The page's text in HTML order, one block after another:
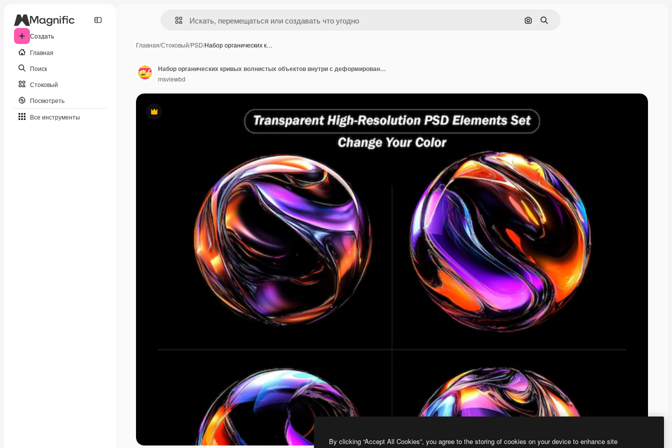
Создать
Главная
Поиск
Стоковый
Посмотреть
Все инструменты
Поиск по изображению
Поиск
Главная/Стоковый/PSD/Набор органических к…
Премиум
Набор органических кривых волнистых объектов внутри с деформированным неоновым фиолетово-желтым зеленым градиентом свечения
msviewbd
By clicking “Accept All Cookies”, you agree to the storing of cookies on your device to enhance site